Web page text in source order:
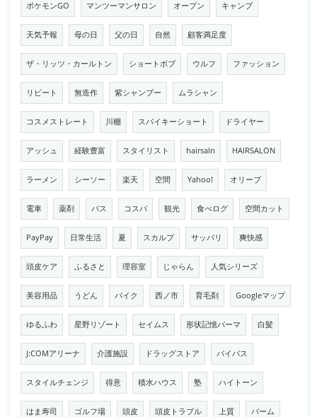
ポケモンGO マンツーマンサロン オープン キャンプ
天気予報 母の日 父の日 自然 顧客満足度
ザ・リッツ・カールトン ショートボブ ウルフ ファッション
リピート 無造作 紫シャンプー ムラシャン
コスメストレート 川棚 スパイキーショート ドライヤー
アッシュ 経験豊富 スタイリスト hairsaln HAIRSALON
ラーメン シーソー 楽天 空間 Yahoo! オリーブ
電車 薬剤 バス コスパ 観光 食べログ 空間カット
PayPay 日常生活 夏 スカルプ サッパリ 爽快感
頭皮ケア ふるさと 理容室 じゃらん 人気シリーズ
美容用品 うどん バイク 西ノ市 育毛剤 Googleマップ
ゆるふわ 星野リゾート セイムス 形状記憶パーマ 白髪
J:COMアリーナ 介護施設 ドラッグストア バイパス
スタイルチェンジ 得意 積水ハウス 塾 ハイトーン
はま寿司 ゴルフ場 頭皮 頭皮トラブル 上質 バーム